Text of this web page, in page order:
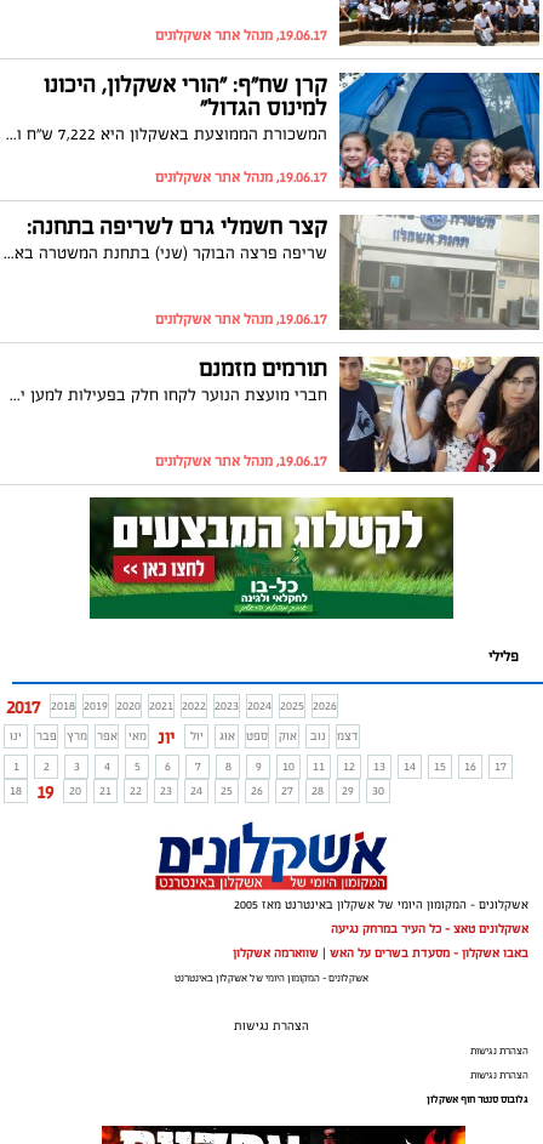
19.06.17, מנהל אתר אשקלונים
קרן שח"ף: "הורי אשקלון, היכונו
למינוס הגדול"
המשכורת הממוצעת באשקלון היא 7,222 ש"ח ואילו ההוצאה הממוצעת למשפחה בחודשי הקיץ היא כעשרת אלפים ש"ח. המשמעות: מינוס גדול להורים באשקלון
19.06.17, מנהל אתר אשקלונים
קצר חשמלי גרם לשריפה בתחנה:
שריפה פרצה הבוקר (שני) בתחנת המשטרה באשקלון. למרבה המזל איש לא נפגע, נזק נגרם לארון החשמל
19.06.17, מנהל אתר אשקלונים
תורמים מזמנם
חברי מועצת הנוער לקחו חלק בפעילות למען ילדים עם צרכים מיוחדים: חברי המועצה הגיעו לבית הספר ארלוזרוב והעבירו פעילות מגבשת שכללה משחקי חברה והיכרות. היה כיף!
19.06.17, מנהל אתר אשקלונים
פלילי
2017 2018 2019 2020 2021 2022 2023 2024 2025 2026
ינו
פבר מרץ אפר מאי יונ יול אוג ספט אוק נוב
דצמ
1
2 3 4 5 6 7 8 9 10 11 12 13 14 15 16
17
18
19 20 21 22 23 24 25 26 27 28 29 30
אשקלונים - המקומון היומי של אשקלון באינטרנט מאז 2005
אשקלונים טאצ - כל העיר במרחק נגיעה
באבו אשקלון - מסעדת בשרים על האש | שווארמה אשקלון
אשקלונים - המקומון היומי של אשקלון באינטרנט
הצהרת נגישות
הצהרת נגישות
הצהרת נגישות
גלובוס סנטר חוף אשקלון